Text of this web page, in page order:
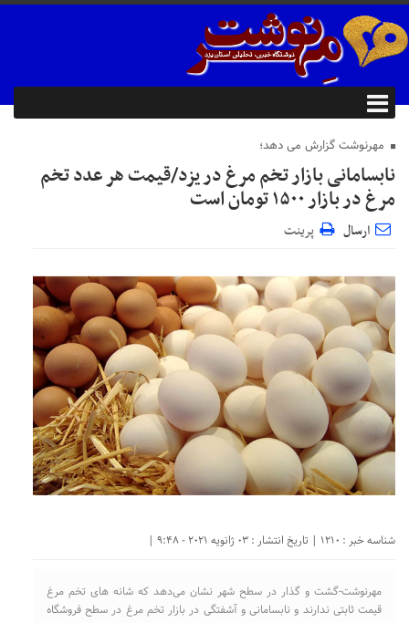
مهرنوشت گزارش می دهد؛
نابسامانی بازار تخم مرغ در یزد/قیمت هر عدد تخم
مرغ در بازار ۱۵۰۰ تومان است
ارسال پرینت
شناسه خبر : 1210 | تاریخ انتشار : 03 ژانویه 2021 - 9:48 |
مهرنوشت-گشت و گذار در سطح شهر نشان می‌دهد که شانه های تخم مرغ
قیمت ثابتی ندارند و نابسامانی و آشفتگی در بازار تخم مرغ در سطح فروشگاه